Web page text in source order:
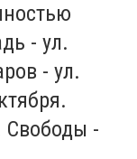
- ул.
- ул.
Свободы -